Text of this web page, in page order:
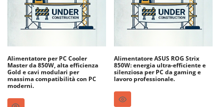
Alimentatore per PC Cooler
Master da 850W, alta efficienza
Gold e cavi modulari per
massima compatibilità con PC
moderni.
Alimentatore ASUS ROG Strix
850W: energia ultra-efficiente e
silenziosa per PC da gaming e
lavoro professionale.